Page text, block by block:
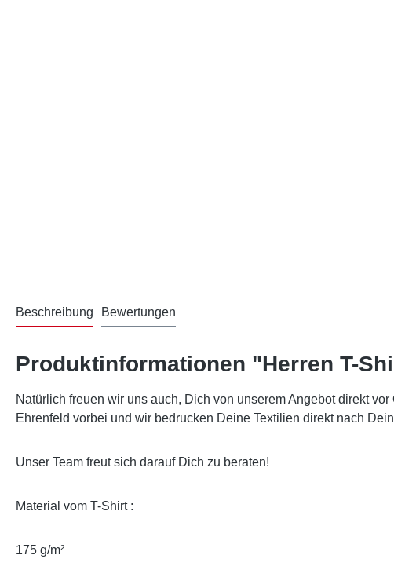
Beschreibung Bewertungen
Produktinformationen "Herren T-
Natürlich freuen wir uns auch, Dich von unserem Angebot direkt
Ehrenfeld vorbei und wir bedrucken Deine Textilien direkt nach
Unser Team freut sich darauf Dich zu beraten!
Material vom T-Shirt :
175 g/m²